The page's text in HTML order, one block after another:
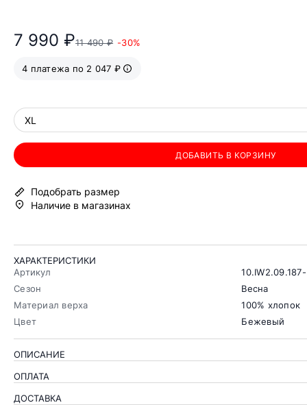
7 990 ₽11 490 ₽ -30%
4 платежа по 2 047 ₽
XL
ДОБАВИТЬ В КОРЗИНУ
Подобрать размер
Наличие в магазинах
ХАРАКТЕРИСТИКИ
Артикул
Сезон
Весна
Материал верха
100% хлопок
Цвет
Бежевый
ОПИСАНИЕ
ОПЛАТА
ДОСТАВКА